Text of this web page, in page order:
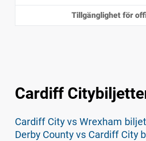
Tillgänglighet för
Cardiff
Cardiff City vs Wrexham
Derby County vs Cardiff City